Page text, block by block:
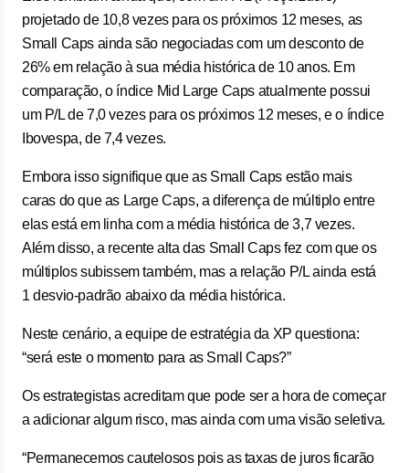
projetado de 10,8 vezes para os próximos 12 meses, as
Small Caps ainda são negociadas com um desconto de
26% em relação à sua média histórica de 10 anos. Em
comparação, o índice Mid Large Caps atualmente possui
um P/L de 7,0 vezes para os próximos 12 meses, e o índice
Ibovespa, de 7,4 vezes.
Embora isso signifique que as Small Caps estão mais
caras do que as Large Caps, a diferença de múltiplo entre
elas está em linha com a média histórica de 3,7 vezes.
Além disso, a recente alta das Small Caps fez com que os
múltiplos subissem também, mas a relação P/L ainda está
1 desvio-padrão abaixo da média histórica.
Neste cenário, a equipe de estratégia da XP questiona:
“será este o momento para as Small Caps?”
Os estrategistas acreditam que pode ser a hora de começar
a adicionar algum risco, mas ainda com uma visão seletiva.
“Permanecemos cautelosos pois as taxas de juros ficarão